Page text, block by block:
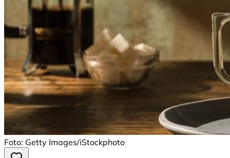
Foto: Getty Images/iStockphoto